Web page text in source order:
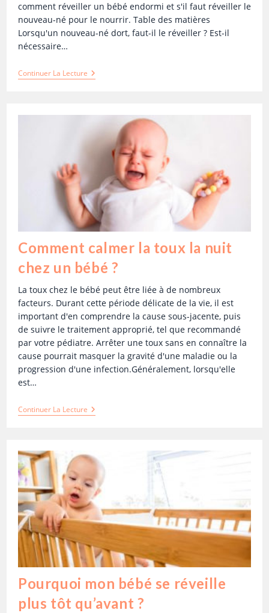
comment réveiller un bébé endormi et s'il faut réveiller le
nouveau-né pour le nourrir. Table des matières
Lorsqu'un nouveau-né dort, faut-il le réveiller ? Est-il
nécessaire…
Continuer La Lecture
Comment calmer la toux la nuit
chez un bébé ?
La toux chez le bébé peut être liée à de nombreux
facteurs. Durant cette période délicate de la vie, il est
important d'en comprendre la cause sous-jacente, puis
de suivre le traitement approprié, tel que recommandé
par votre pédiatre. Arrêter une toux sans en connaître la
cause pourrait masquer la gravité d'une maladie ou la
progression d'une infection.Généralement, lorsqu'elle
est…
Continuer La Lecture
Pourquoi mon bébé se réveille
plus tôt qu’avant ?